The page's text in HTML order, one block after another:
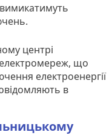
центрі
що
електроенергії
в